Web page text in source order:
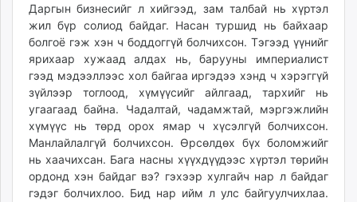
Даргын бизнесийг л хийгээд, зам талбай нь хүртэл
жил бүр солиод байдаг. Насан туршид нь байхаар
болгоё гэж хэн ч боддоггүй болчихсон. Тэгээд үүнийг
ярихаар хужаад алдах нь, барууны империалист
гээд мэдээллээс хол байгаа иргэдээ хэнд ч хэрэггүй
зүйлээр тоглоод, хүмүүсийг айлгаад, тархийг нь
угаагаад байна. Чадалтай, чадамжтай, мэргэжлийн
хүмүүс нь төрд орох ямар ч хүсэлгүй болчихсон.
Манлайлалгүй болчихсон. Өрсөлдөх бүх боломжийг
нь хаачихсан. Бага насны хүүхдүүдээс хүртэл төрийн
ордонд хэн байдаг вэ? гэхээр хулгайч нар л байдаг
гэдэг болчихлоо. Бид нар ийм л улс байгуулчихлаа.